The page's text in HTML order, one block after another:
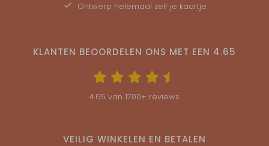
Ontwerp helemaal zelf je kaartje
KLANTEN BEOORDELEN ONS MET EEN 4.65
4.65 van 1700+ reviews
VEILIG WINKELEN EN BETALEN